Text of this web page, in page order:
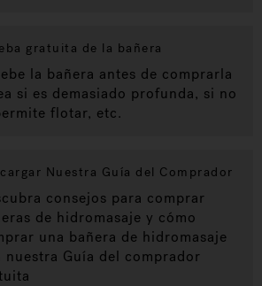
gratuita de la bañera
la bañera antes de comprarla
si es demasiado profunda, si no
flotar, etc.
Nuestra Guía del Comprador
consejos para comprar
de hidromasaje y cómo
una bañera de hidromasaje
nuestra Guía del comprador